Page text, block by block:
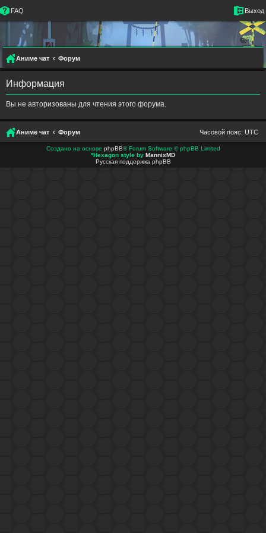
FAQ Выход
Аниме чат Форум
Информация
Вы не авторизованы для чтения этого форума.
Аниме чат Форум Часовой пояс: UTC
Создано на основе phpBB® Forum Software © phpBB Limited
*Hexagon style by MannixMD
Русская поддержка phpBB